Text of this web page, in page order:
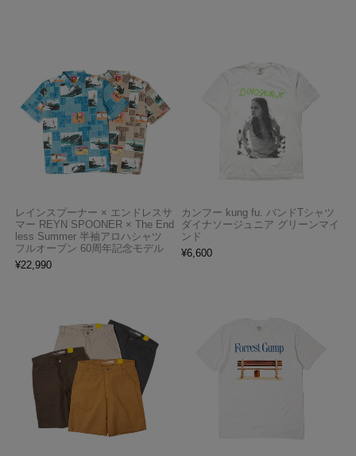
レインスプーナー × エンドレスサ
マー REYN SPOONER × The End
less Summer 半袖アロハシャツ
フルオープン 60周年記念モデル
¥22,990
カンフー kung fu. バンドTシャツ
ダイナソージュニア グリーンマイ
ンド
¥6,600